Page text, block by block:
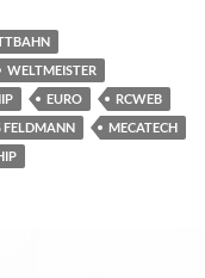
WELTMEISTER
EURO
RCWEB
FELDMANN
MECATECH